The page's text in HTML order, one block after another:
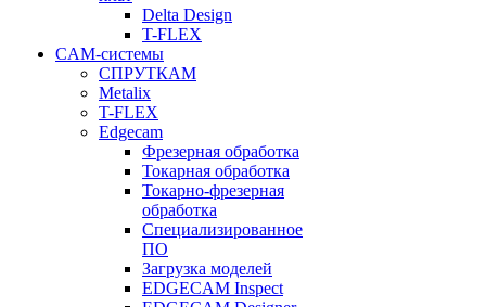
Delta Design
T-FLEX
CAM-системы
СПРУТКAM
Metalix
T-FLEX
Edgecam
Фрезерная обработка
Токарная обработка
Токарно-фрезерная
обработка
Специализированное
ПО
Загрузка моделей
EDGECAM Inspect